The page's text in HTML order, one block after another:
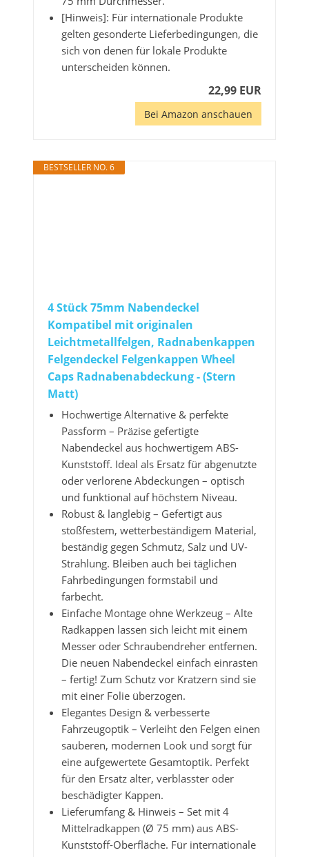
[Hinweis]: Für internationale Produkte
gelten gesonderte Lieferbedingungen, die
sich von denen für lokale Produkte
unterscheiden können.
22,99 EUR
Bei Amazon anschauen
BESTSELLER NO. 6
4 Stück 75mm Nabendeckel
Kompatibel mit originalen
Leichtmetallfelgen, Radnabenkappen
Felgendeckel Felgenkappen Wheel
Caps Radnabenabdeckung - (Stern
Matt)
Hochwertige Alternative & perfekte
Passform – Präzise gefertigte
Nabendeckel aus hochwertigem ABS-
Kunststoff. Ideal als Ersatz für abgenutzte
oder verlorene Abdeckungen – optisch
und funktional auf höchstem Niveau.
Robust & langlebig – Gefertigt aus
stoßfestem, wetterbeständigem Material,
beständig gegen Schmutz, Salz und UV-
Strahlung. Bleiben auch bei täglichen
Fahrbedingungen formstabil und
farbecht.
Einfache Montage ohne Werkzeug – Alte
Radkappen lassen sich leicht mit einem
Messer oder Schraubendreher entfernen.
Die neuen Nabendeckel einfach einrasten
– fertig! Zum Schutz vor Kratzern sind sie
mit einer Folie überzogen.
Elegantes Design & verbesserte
Fahrzeugoptik – Verleiht den Felgen einen
sauberen, modernen Look und sorgt für
eine aufgewertete Gesamtoptik. Perfekt
für den Ersatz alter, verblasster oder
beschädigter Kappen.
Lieferumfang & Hinweis – Set mit 4
Mittelradkappen (Ø 75 mm) aus ABS-
Kunststoff-Oberfläche. Für internationale